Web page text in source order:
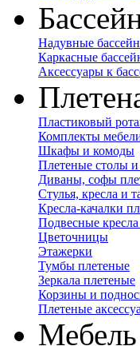
Надувные
Каркасные
Аксессуары к
Пластиковый
Комплекты
Шкафы и комоды
Плетеные столы и
Диваны, софы
Стулья, кресла и
Кресла-качалки
Подвесные
Цветочницы
Этажерки
Тумбы плетеные
Зеркала плетеные
Корзины и
Плетеные
Мебель